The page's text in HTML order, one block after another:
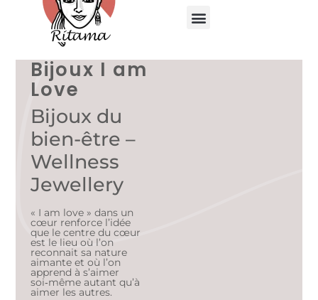
Bijoux I am
Love
Bijoux du
bien-être –
Wellness
Jewellery
« I am love » dans un
cœur renforce l’idée
que le centre du cœur
est le lieu où l’on
reconnait sa nature
aimante et où l’on
apprend à s’aimer
soi‑même autant qu’à
aimer les autres.